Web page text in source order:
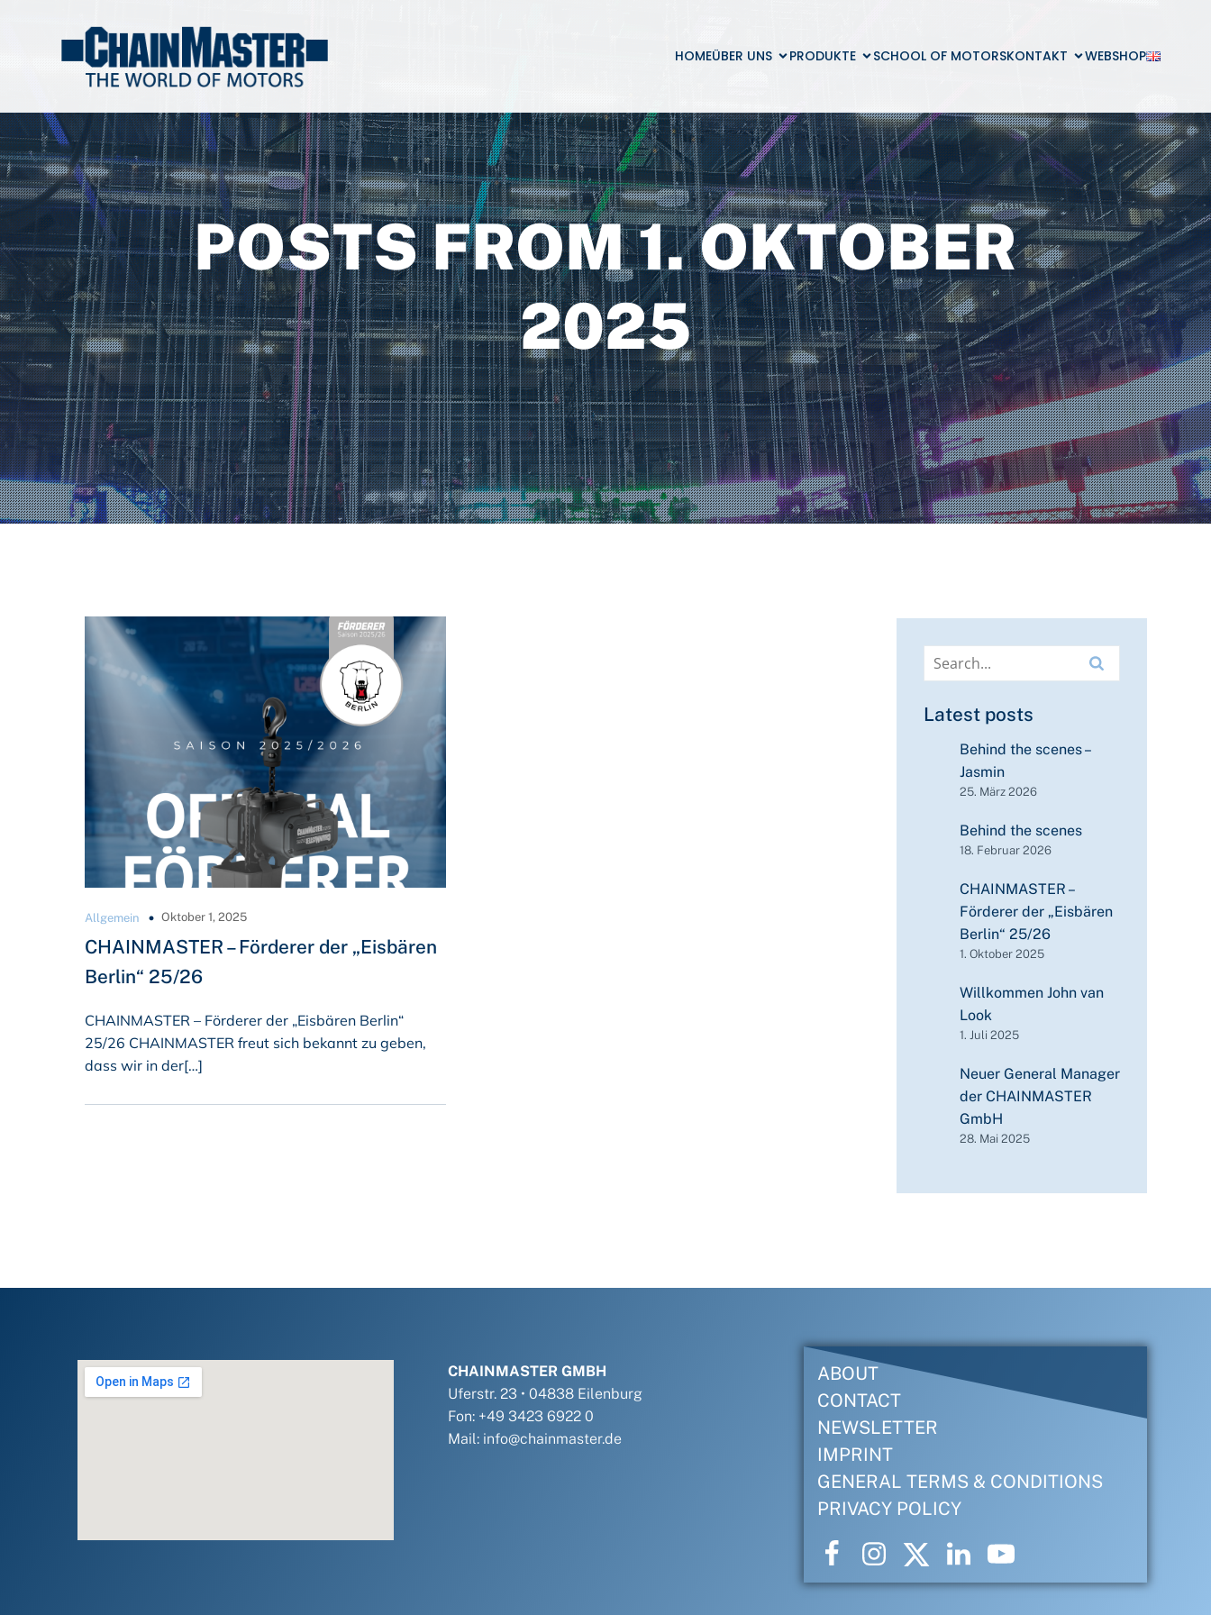
HOMEÜBER UNS PRODUKTE SCHOOL OF MOTORSKONTAKT WEBSHOP
POSTS FROM 1. OKTOBER
2025
Allgemein Oktober 1, 2025
CHAINMASTER – Förderer der „Eisbären
Berlin“ 25/26
CHAINMASTER – Förderer der „Eisbären Berlin“
25/26 CHAINMASTER freut sich bekannt zu geben,
dass wir in der[…]
Latest posts
Behind the scenes –
Jasmin
25. März 2026
Behind the scenes
18. Februar 2026
CHAINMASTER –
Förderer der „Eisbären
Berlin“ 25/26
1. Oktober 2025
Willkommen John van
Look
1. Juli 2025
Neuer General Manager
der CHAINMASTER
GmbH
28. Mai 2025
CHAINMASTER GMBH
Uferstr. 23 • 04838 Eilenburg
Fon: +49 3423 6922 0
Mail: info@chainmaster.de
ABOUT
CONTACT
NEWSLETTER
IMPRINT
GENERAL TERMS & CONDITIONS
PRIVACY POLICY